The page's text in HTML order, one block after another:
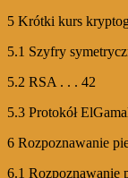
5 Krótki kurs
5.1 Szyfry
5.2 RSA . . . 42
5.3 Protokół
6 Rozpoznawanie
6.1 Rozpoznawanie